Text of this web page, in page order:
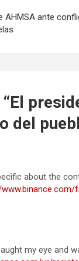
AHMSA ante
El
del
about the
my eye and